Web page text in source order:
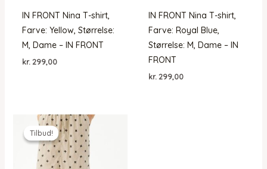
IN FRONT Nina T-shirt,
Farve: Yellow, Størrelse:
M, Dame – IN FRONT
kr. 299,00
IN FRONT Nina T-shirt,
Farve: Royal Blue,
Størrelse: M, Dame – IN
FRONT
kr. 299,00
Tilbud!
Tilbud!